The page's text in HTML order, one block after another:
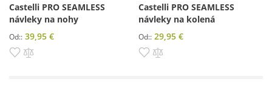
Castelli PRO SEAMLESS
návleky na nohy
Od: 39,95 €
Pridať do zoznamu prianí
Castelli PRO SEAMLESS
návleky na kolená
Od: 29,95 €
Pridať do zoznamu prianí